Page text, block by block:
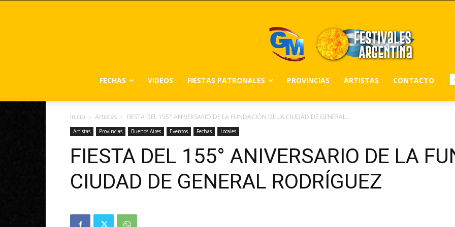
FECHAS VIDEOS FIESTAS PATRONALES PROVINCIAS ARTISTAS CONTACTO
Inicio Artistas FIESTA DEL 155° ANIVERSARIO DE LA FUNDACIÓN DE LA CIUDAD DE GENERAL...
Artistas Provincias Buenos Aires Eventos Fechas Locales
FIESTA DEL 155° ANIVERSARIO DE LA
CIUDAD DE GENERAL RODRÍGUEZ